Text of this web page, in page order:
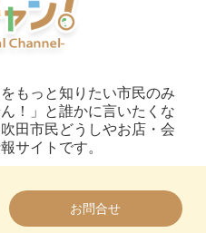
もっと知りたい市民のみ
！」と誰かに言いたくな
田市民どうしやお店・会
サイトです。
お問合せ